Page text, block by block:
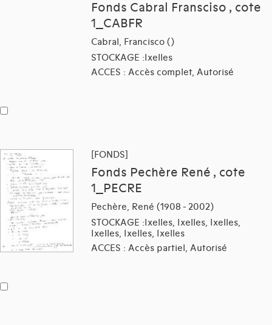
Fonds Cabral Fransciso , cote
1_CABFR
Cabral, Francisco ()
STOCKAGE :Ixelles
ACCES : Accès complet, Autorisé
[FONDS]
Fonds Pechère René , cote
1_PECRE
Pechère, René (1908 - 2002)
STOCKAGE :Ixelles, Ixelles, Ixelles,
Ixelles, Ixelles, Ixelles
ACCES : Accès partiel, Autorisé